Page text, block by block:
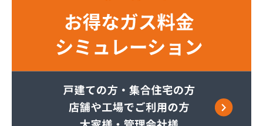
ガステックサービス株式会社 豊川営業所
カネテン商店
サーラプラザ蒲郡
サンダイ燃料店